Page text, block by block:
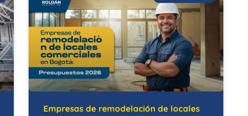
Empresas de remodelación de locales